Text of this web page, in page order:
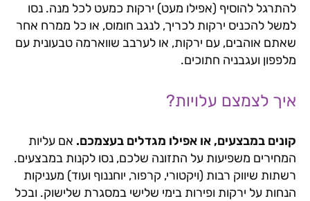
להתרגל להוסיף (אפילו מעט) ירקות כמעט לכל מנה. נסו
למשל להכניס ירקות לכריך, לנגב חומוס, או כל ממרח אחר
שאתם אוהבים, עם ירקות, או לערבב שווארמה טבעונית עם
מלפפון ועגבניה חתוכים.
איך לצמצם עלויות?
קונים במבצעים, או אפילו מגדלים בעצמכם. אם עליות
המחירים משפיעות על התזונה שלכם, נסו לקנות במבצעים.
רשתות שיווק רבות (ויקטורי, קרפור, יוחננוף ועוד) מעניקות
הנחות על ירקות ופירות בימי שלישי במסגרת שלישוק. ובכל